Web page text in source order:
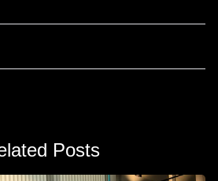
Posts